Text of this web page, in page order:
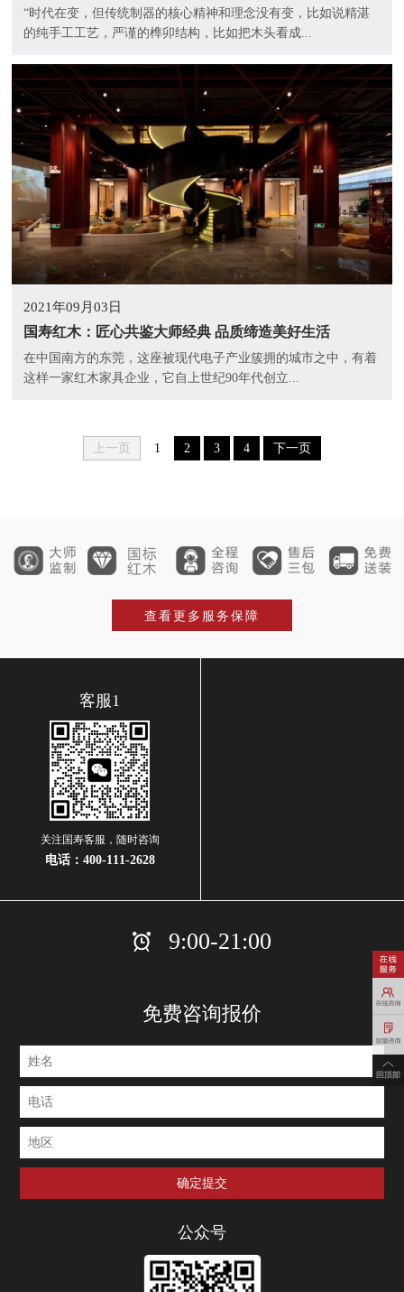
“时代在变，但传统制器的核心精神和理念没有变，比如说精湛
的纯手工工艺，严谨的榫卯结构，比如把木头看成...
2021年09月03日
国寿红木：匠心共鉴大师经典 品质缔造美好生活
在中国南方的东莞，这座被现代电子产业簇拥的城市之中，有着
这样一家红木家具企业，它自上世纪90年代创立...
上一页 1 2 3 4 下一页
查看更多服务保障
客服1
关注国寿客服，随时咨询
电话： 400-111-2628
9:00-21:00
免费咨询报价
公众号